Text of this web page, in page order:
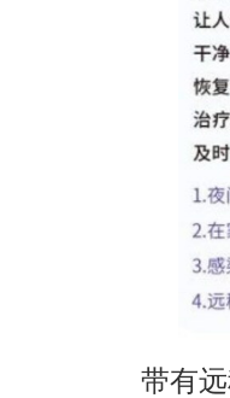
带有远